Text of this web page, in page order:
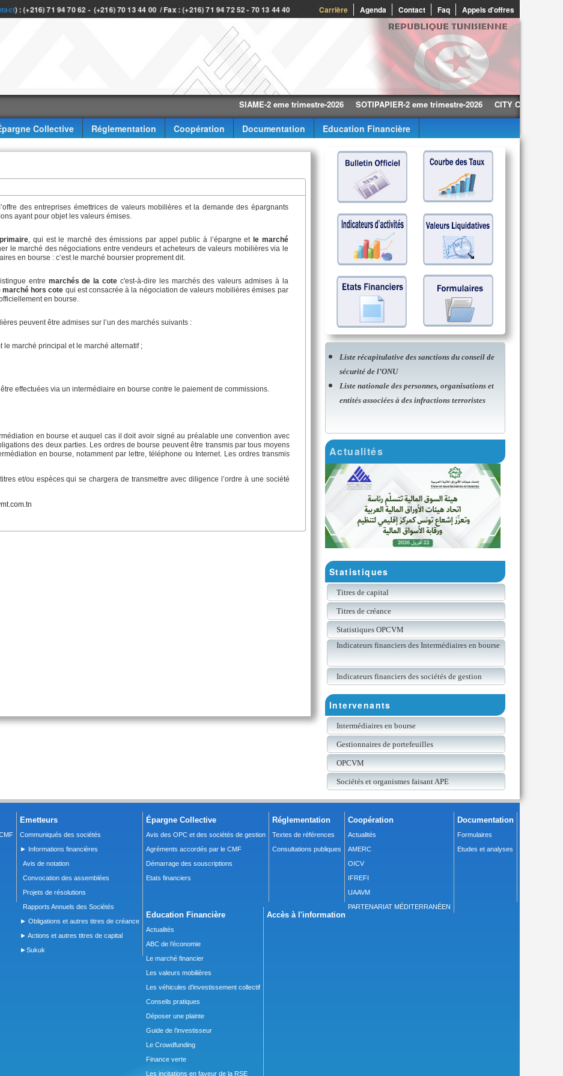
Carrière Agenda Contact Faq Appels d'offres
) : (+216) 71 94 70 62 - (+216) 70 13 44 00 / Fax : (+216) 71 94 72 52 - 70 13 44 40
SIAME-2 eme trimestre-2026 SOTIPAPIER-2 eme trimestre-2026 CITY CARS-2 eme
Collective Réglementation Coopération Documentation
Education Financière
des entreprises émettrices de valeurs mobilières et la demande des épargnants
ayant pour objet les valeurs émises.
, qui est le marché des émissions par appel public à l’épargne et le marché
le marché des négociations entre vendeurs et acheteurs de valeurs mobilières via le
en bourse : c’est le marché boursier proprement dit.
entre marchés de la cote c'est-à-dire les marchés des valeurs admises à la
marché hors cote qui est consacrée à la négociation de valeurs mobilières émises par
en bourse.
peuvent être admises sur l’un des marchés suivants :
marché principal et le marché alternatif ;
effectuées via un intermédiaire en bourse contre le paiement de commissions.
en bourse et auquel cas il doit avoir signé au préalable une convention avec
des deux parties. Les ordres de bourse peuvent être transmis par tous moyens
en bourse, notamment par lettre, téléphone ou Internet. Les ordres transmis
et/ou espèces qui se chargera de transmettre avec diligence l’ordre à une société
Liste récapitulative des sanctions du conseil de
sécurité de l’ONU
Liste nationale des personnes, organisations et
entités associées à des infractions terroristes
Actualités
Statistiques
Titres de capital
Titres de créance
Statistiques OPCVM
Indicateurs financiers des Intermédiaires en bourse
Indicateurs financiers des sociétés de gestion
Intervenants
Intermédiaires en bourse
Gestionnaires de portefeuilles
OPCVM
Sociétés et organismes faisant APE
Emetteurs
Communiqués des sociétés
► Informations financières
Avis de notation
Convocation des assemblées
Projets de résolutions
Rapports Annuels des Sociétés
► Obligations et autres titres de créance
► Actions et autres titres de capital
►Sukuk
Épargne Collective
Avis des OPC et des sociétés de gestion
Agréments accordés par le CMF
Démarrage des souscriptions
Etats financiers
Réglementation
Textes de références
Consultations publiques
Coopération
Actualités
AMERC
OICV
IFREFI
UAAVM
PARTENARIAT MÉDITERRANÉEN
Documentation
Formulaires
Etudes et analyses
Education Financière
Actualités
ABC de l’économie
Le marché financier
Les valeurs mobilières
Les véhicules d’investissement collectif
Conseils pratiques
Déposer une plainte
Guide de l’investisseur
Le Crowdfunding
Finance verte
Les incitations en faveur de la RSE
Accès à l'information